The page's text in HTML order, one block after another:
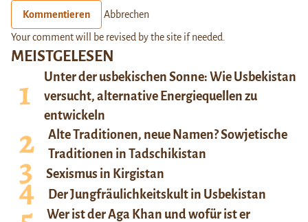
MEISTGELESEN
Unter der usbekischen Sonne: Wie Usbekistan
versucht, alternative Energiequellen zu
entwickeln
Alte Traditionen, neue Namen? Sowjetische
Traditionen in Tadschikistan
Sexismus in Kirgistan
Der Jungfräulichkeitskult in Usbekistan
Wer ist der Aga Khan und wofür ist er
Kommentieren Abbrechen
Your comment will be revised by the site if needed.